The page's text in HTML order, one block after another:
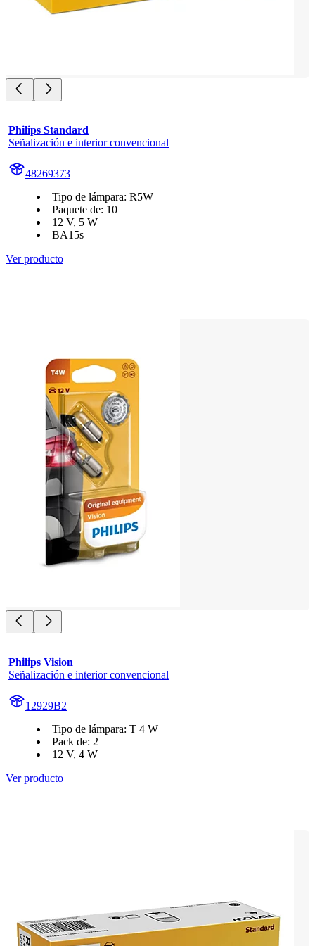
Philips Standard
Señalización e interior convencional
48269373
Tipo de lámpara: R5W
Paquete de: 10
12 V, 5 W
BA15s
Ver producto
Philips Vision
Señalización e interior convencional
12929B2
Tipo de lámpara: T 4 W
Pack de: 2
12 V, 4 W
Ver producto